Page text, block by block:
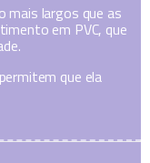
mais largos que as
em PVC, que
que ela